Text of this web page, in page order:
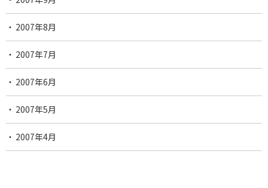
2007年8月
2007年7月
2007年6月
2007年5月
2007年4月